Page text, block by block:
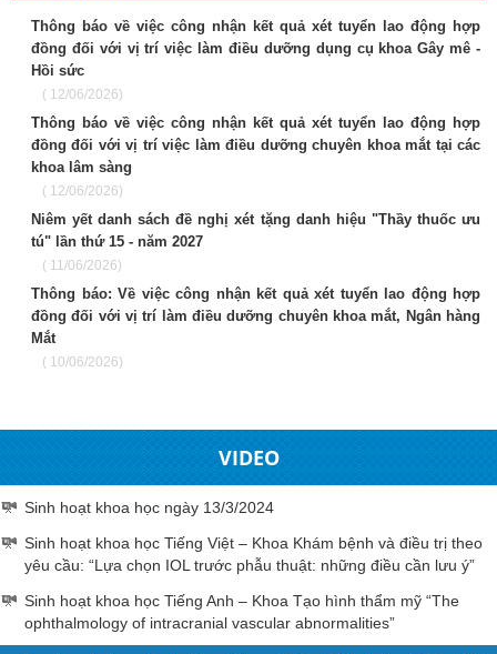
Thông báo về việc công nhận kết quả xét tuyển lao động hợp
đồng đối với vị trí việc làm điều dưỡng dụng cụ khoa Gây mê -
Hồi sức
( 12/06/2026)
Thông báo về việc công nhận kết quả xét tuyển lao động hợp
đồng đối với vị trí việc làm điều dưỡng chuyên khoa mắt tại các
khoa lâm sàng
( 12/06/2026)
Niêm yết danh sách đề nghị xét tặng danh hiệu "Thầy thuốc ưu
tú" lần thứ 15 - năm 2027
( 11/06/2026)
Thông báo: Về việc công nhận kết quả xét tuyển lao động hợp
đồng đối với vị trí làm điều dưỡng chuyên khoa mắt, Ngân hàng
Mắt
( 10/06/2026)
VIDEO
Sinh hoạt khoa học ngày 13/3/2024
Sinh hoạt khoa học Tiếng Việt – Khoa Khám bệnh và điều trị theo
yêu cầu: “Lựa chọn IOL trước phẫu thuật: những điều cần lưu ý”
Sinh hoạt khoa học Tiếng Anh – Khoa Tạo hình thẩm mỹ “The
ophthalmology of intracranial vascular abnormalities”